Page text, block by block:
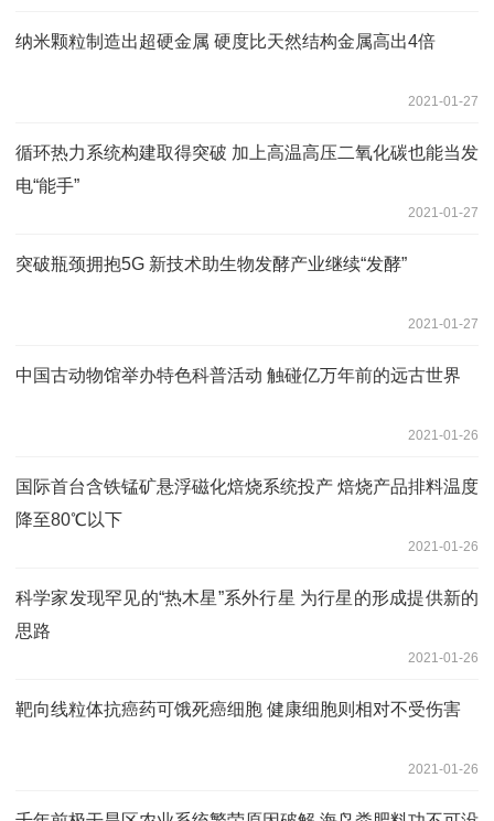
纳米颗粒制造出超硬金属 硬度比天然结构金属高出4倍
2021-01-27
循环热力系统构建取得突破 加上高温高压二氧化碳也能当发
电“能手”
2021-01-27
突破瓶颈拥抱5G 新技术助生物发酵产业继续“发酵”
2021-01-27
中国古动物馆举办特色科普活动 触碰亿万年前的远古世界
2021-01-26
国际首台含铁锰矿悬浮磁化焙烧系统投产 焙烧产品排料温度
降至80℃以下
2021-01-26
科学家发现罕见的“热木星”系外行星 为行星的形成提供新的
思路
2021-01-26
靶向线粒体抗癌药可饿死癌细胞 健康细胞则相对不受伤害
2021-01-26